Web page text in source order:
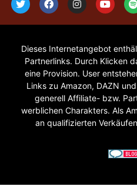
Dieses Internetangebot
Partnerlinks. Durch Klicken
eine Provision. User
Links zu Amazon, DAZN
generell Affiliate- bzw.
werblichen Charakters. Als
an qualifizierten